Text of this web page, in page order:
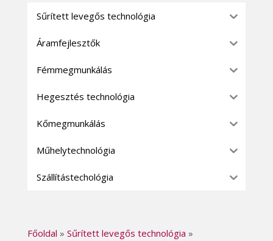
Főoldal » Sűrített levegős technológia »
Sűrített levegős technológia
Áramfejlesztők
Fémmegmunkálás
Hegesztés technológia
Kőmegmunkálás
Műhelytechnológia
Szállítástechológia